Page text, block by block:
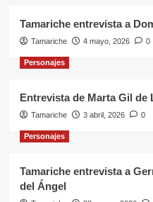
Tamariche entrevista a
Tamariche 4 mayo, 2026 0
Personajes
Entrevista de Marta Gil de
Tamariche 3 abril, 2026 0
Personajes
Tamariche entrevista a
del Ángel